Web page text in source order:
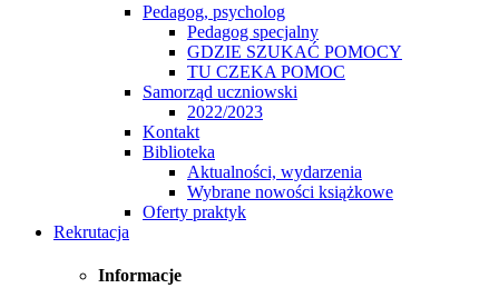
Pedagog, psycholog
Pedagog specjalny
GDZIE SZUKAĆ POMOCY
TU CZEKA POMOC
Samorząd uczniowski
2022/2023
Kontakt
Biblioteka
Aktualności, wydarzenia
Wybrane nowości książkowe
Oferty praktyk
Rekrutacja
Informacje